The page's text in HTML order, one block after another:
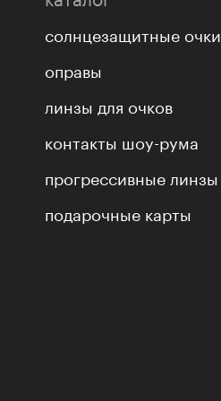
солнцезащитные очки
оправы
линзы для очков
контакты шоу-рума
прогрессивные линзы
подарочные карты